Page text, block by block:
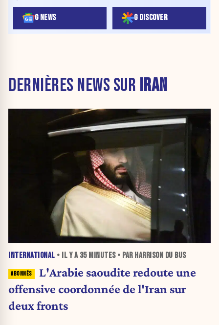
G NEWS G DISCOVER
DERNIÈRES NEWS SUR IRAN
INTERNATIONAL • IL Y A 35 MINUTES• PAR HARRISON DU BUS
L'Arabie saoudite redoute une
offensive coordonnée de l'Iran sur
deux fronts